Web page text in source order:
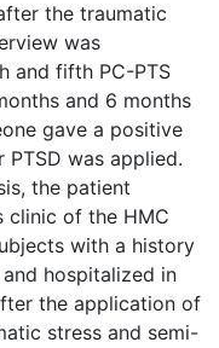
the traumatic
was
and fifth PC-PTS
and 6 months
gave a positive
was applied.
the patient
clinic of the HMC
with a history
hospitalized in
the application of
stress and semi-